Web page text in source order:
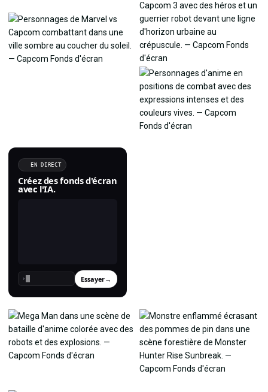
EN DIRECT
Créez des fonds d'écran
avec l'IA.
› Essayer→